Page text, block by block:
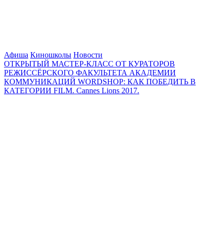
Афиша Киношколы Новости
ОТКРЫТЫЙ МАСТЕР-КЛАСС ОТ КУРАТОРОВ
РЕЖИССЁРСКОГО ФАКУЛЬТЕТА АКАДЕМИИ
КОММУНИКАЦИЙ WORDSHOP: КАК ПОБЕДИТЬ В
КАТЕГОРИИ FILM. Cannes Lions 2017.